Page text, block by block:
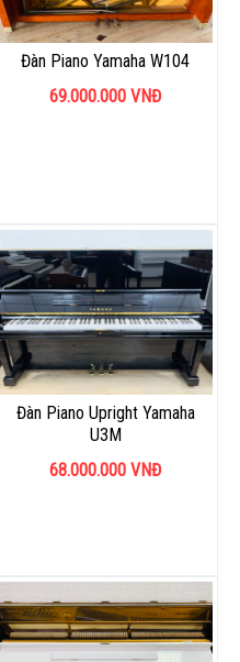
Đàn Piano Yamaha W104
69.000.000 VNĐ
Đàn Piano Upright Yamaha
U3M
68.000.000 VNĐ